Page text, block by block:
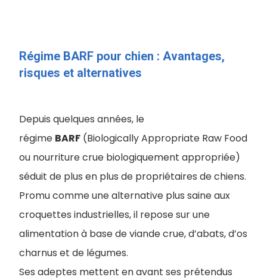
Régime BARF pour chien : Avantages,
risques et alternatives
Depuis quelques années, le
régime BARF (Biologically Appropriate Raw Food
ou nourriture crue biologiquement appropriée)
séduit de plus en plus de propriétaires de chiens.
Promu comme une alternative plus saine aux
croquettes industrielles, il repose sur une
alimentation à base de viande crue, d’abats, d’os
charnus et de légumes.
Ses adeptes mettent en avant ses prétendus